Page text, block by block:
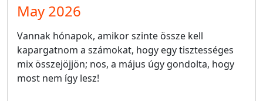
May 2026
Vannak hónapok, amikor szinte össze kell
kapargatnom a számokat, hogy egy tisztességes
mix összejöjjön; nos, a május úgy gondolta, hogy
most nem így lesz!